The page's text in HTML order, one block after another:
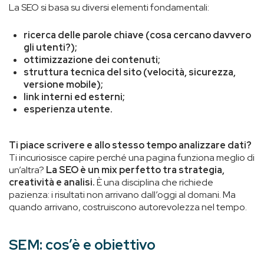
La SEO si basa su diversi elementi fondamentali:
ricerca delle parole chiave (cosa cercano davvero
gli utenti?);
ottimizzazione dei contenuti;
struttura tecnica del sito (velocità, sicurezza,
versione mobile);
link interni ed esterni;
esperienza utente.
Ti piace scrivere e allo stesso tempo analizzare dati?
Ti incuriosisce capire perché una pagina funziona meglio di
un’altra? La SEO è un mix perfetto tra strategia,
creatività e analisi.È una disciplina che richiede
pazienza: i risultati non arrivano dall’oggi al domani. Ma
quando arrivano, costruiscono autorevolezza nel tempo.
SEM: cos’è e obiettivo